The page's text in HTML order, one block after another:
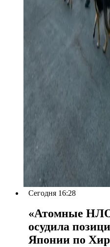
Сегодня 16:28
«Атомные
осудила
Японии по